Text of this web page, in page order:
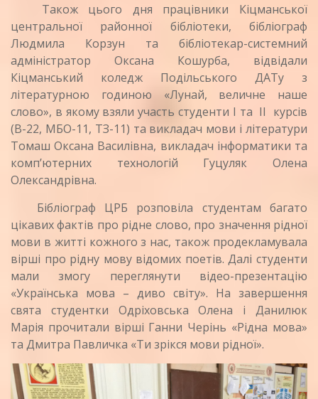
Також цього дня працівники Кіцманської
центральної районної бібліотеки, бібліограф
Людмила Корзун та бібліотекар-системний
адміністратор Оксана Кошурба, відвідали
Кіцманський коледж Подільського ДАТу з
літературною годиною «Лунай, величне наше
слово», в якому взяли участь студенти І та ІІ курсів
(В-22, МБО-11, ТЗ-11) та викладач мови і літератури
Томаш Оксана Василівна, викладач інформатики та
комп’ютерних технологій Гуцуляк Олена
Олександрівна.
Бібліограф ЦРБ розповіла студентам багато
цікавих фактів про рідне слово, про значення рідної
мови в житті кожного з нас, також продекламувала
вірші про рідну мову відомих поетів. Далі студенти
мали змогу переглянути відео-презентацію
«Українська мова – диво світу». На завершення
свята студентки Одріховська Олена і Данилюк
Марія прочитали вірші Ганни Черінь «Рідна мова»
та Дмитра Павличка «Ти зрікся мови рідної».